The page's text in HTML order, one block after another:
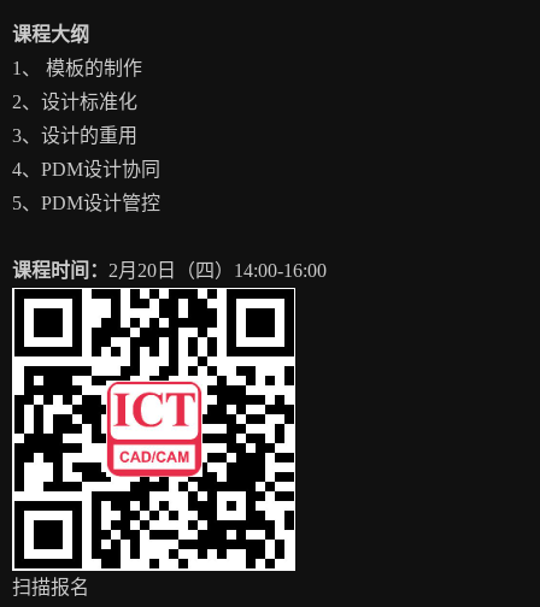
课程大纲
1、 模板的制作
2、设计标准化
3、设计的重用
4、PDM设计协同
5、PDM设计管控
课程时间： 2月20日（四）14:00-16:00
扫描报名